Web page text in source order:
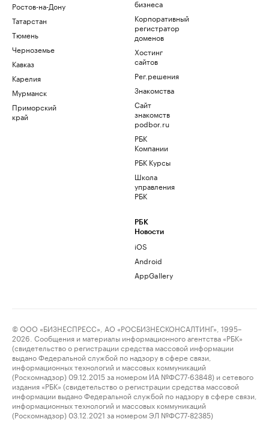
Ростов-на-Дону
Татарстан
Тюмень
Черноземье
Кавказ
Карелия
Мурманск
Приморский
край
бизнеса
Корпоративный
регистратор
доменов
Хостинг
сайтов
Рег.решения
Знакомства
Сайт
знакомств
podbor.ru
РБК
Компании
РБК Курсы
Школа
управления
РБК
РБК
Новости
iOS
Android
AppGallery
© ООО «БИЗНЕСПРЕСС», АО «РОСБИЗНЕСКОНСАЛТИНГ», 1995–
2026. Сообщения и материалы информационного агентства «РБК»
(свидетельство о регистрации средства массовой информации
выдано Федеральной службой по надзору в сфере связи,
информационных технологий и массовых коммуникаций
(Роскомнадзор) 09.12.2015 за номером ИА №ФС77-63848) и сетевого
издания «РБК» (свидетельство о регистрации средства массовой
информации выдано Федеральной службой по надзору в сфере связи,
информационных технологий и массовых коммуникаций
(Роскомнадзор) 03.12.2021 за номером ЭЛ №ФС77-82385)